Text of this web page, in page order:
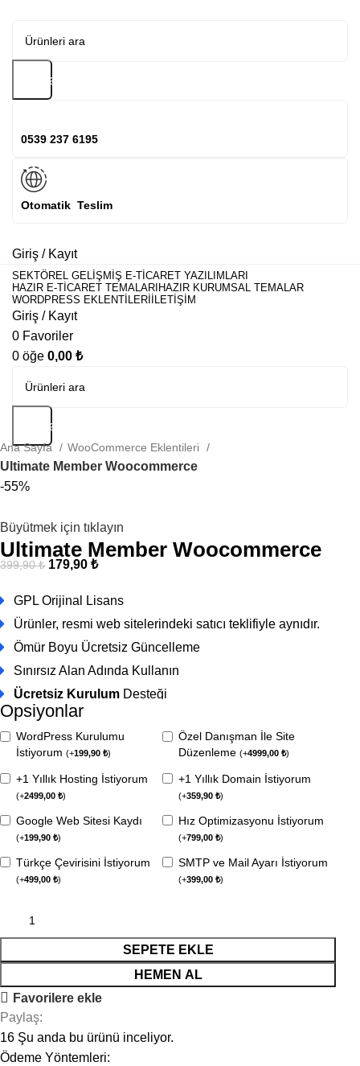
Arama
0539 237 6195
Otomatik Teslim
Giriş / Kayıt
SEKTÖREL GELIŞMIŞ E-TICARET YAZILIMLARI
HAZIR E-TICARET TEMALARI HAZIR KURUMSAL TEMALAR
WORDPRESS EKLENTILERI
İLETIŞIM
Giriş / Kayıt
0 Favoriler
0 öğe 0,00 ₺
Arama
Ana Sayfa WooCommerce Eklentileri
Ultimate Member Woocommerce
-55%
Büyütmek için tıklayın
Ultimate Member Woocommerce
399,90₺ 179,90₺
GPL Orijinal Lisans
Ürünler, resmi web sitelerindeki satıcı teklifiyle aynıdır.
Ömür Boyu Ücretsiz Güncelleme
Sınırsız Alan Adında Kullanın
Ücretsiz Kurulum Desteği
Opsiyonlar
WordPress Kurulumu
İstiyorum(+199,90₺)
Özel Danışman İle Site
Düzenleme(+4999,00₺)
+1 Yıllık Hosting İstiyorum
(+2499,00₺)
+1 Yıllık Domain İstiyorum
(+359,90₺)
Google Web Sitesi Kaydı
(+199,90₺)
Hız Optimizasyonu İstiyorum
(+799,00₺)
Türkçe Çevirisini İstiyorum
(+499,00₺)
SMTP ve Mail Ayarı İstiyorum
(+399,00₺)
SEPETE EKLE
HEMEN AL
Favorilere ekle
Paylaş:
16 Şu anda bu ürünü inceliyor.
Ödeme Yöntemleri: